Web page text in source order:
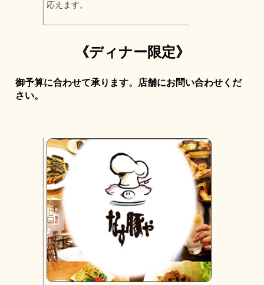
応えます。
《ディナー限定》
御予算に合わせて承ります。店舗にお問い合わせくだ
さい。